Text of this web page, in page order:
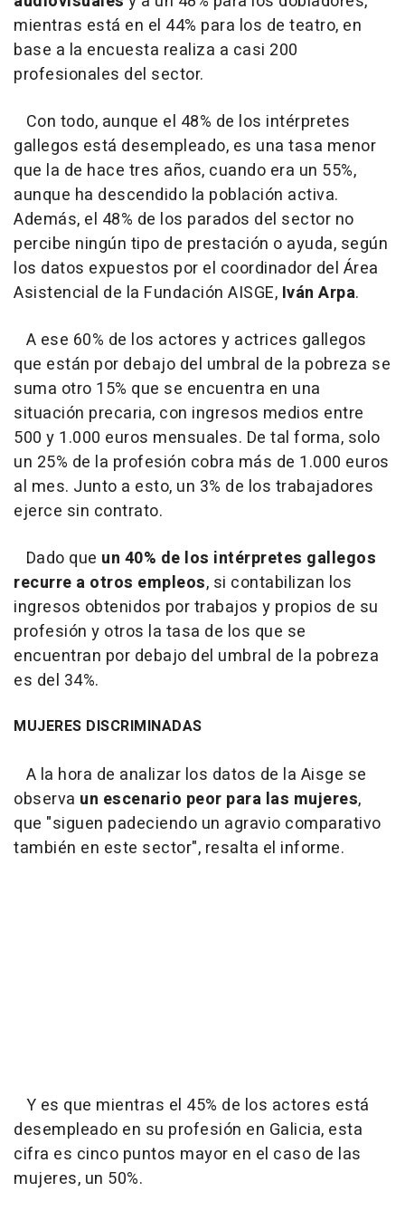
mientras está en el 44% para los de teatro, en
base a la encuesta realiza a casi 200
profesionales del sector.
Con todo, aunque el 48% de los intérpretes
gallegos está desempleado, es una tasa menor
que la de hace tres años, cuando era un 55%,
aunque ha descendido la población activa.
Además, el 48% de los parados del sector no
percibe ningún tipo de prestación o ayuda, según
los datos expuestos por el coordinador del Área
Asistencial de la Fundación AISGE, Iván Arpa.
A ese 60% de los actores y actrices gallegos
que están por debajo del umbral de la pobreza se
suma otro 15% que se encuentra en una
situación precaria, con ingresos medios entre
500 y 1.000 euros mensuales. De tal forma, solo
un 25% de la profesión cobra más de 1.000 euros
al mes. Junto a esto, un 3% de los trabajadores
ejerce sin contrato.
Dado que un 40% de los intérpretes gallegos
recurre a otros empleos, si contabilizan los
ingresos obtenidos por trabajos y propios de su
profesión y otros la tasa de los que se
encuentran por debajo del umbral de la pobreza
es del 34%.
MUJERES DISCRIMINADAS
A la hora de analizar los datos de la Aisge se
observa un escenario peor para las mujeres,
que "siguen padeciendo un agravio comparativo
también en este sector", resalta el informe.
Y es que mientras el 45% de los actores está
desempleado en su profesión en Galicia, esta
cifra es cinco puntos mayor en el caso de las
mujeres, un 50%.